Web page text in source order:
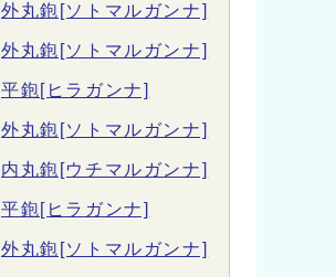
外丸鉋[ソトマルガンナ]
外丸鉋[ソトマルガンナ]
平鉋[ヒラガンナ]
外丸鉋[ソトマルガンナ]
内丸鉋[ウチマルガンナ]
平鉋[ヒラガンナ]
外丸鉋[ソトマルガンナ]